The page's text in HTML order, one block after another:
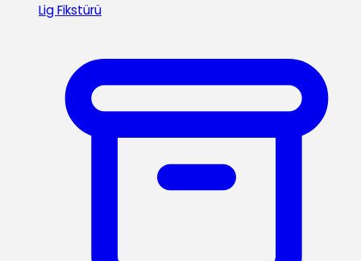
Lig Fikstürü